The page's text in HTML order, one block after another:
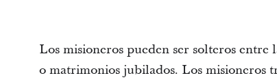
Los misioneros pueden ser solteros entre
o matrimonios jubilados. Los misioneros